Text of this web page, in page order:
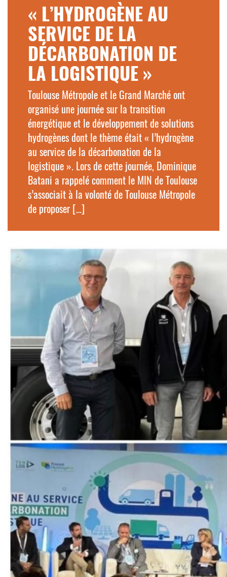
« L’HYDROGÈNE AU
SERVICE DE LA
DÉCARBONATION DE
LA LOGISTIQUE »
Toulouse Métropole et le Grand Marché ont
organisé une journée sur la transition
énergétique et le développement de solutions
hydrogènes dont le thème était « l’hydrogène
au service de la décarbonation de la
logistique ». Lors de cette journée, Dominique
Batani a rappelé comment le MIN de Toulouse
s’associait à la volonté de Toulouse Métropole
de proposer […]